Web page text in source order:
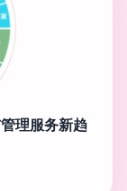
理服务新趋